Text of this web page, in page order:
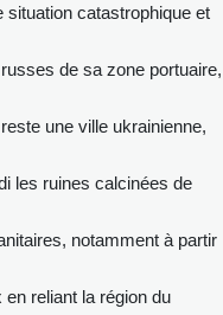
situation catastrophique et
de sa zone portuaire,
une ville ukrainienne,
les ruines calcinées de
notamment à partir
reliant la région du